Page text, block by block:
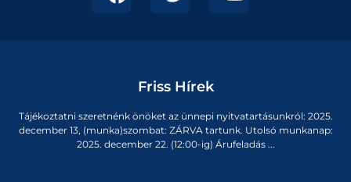
Friss Hírek
Tájékoztatni szeretnénk önöket az ünnepi nyitvatartásunkról: 2025.
december 13, (munka)szombat: ZÁRVA tartunk. Utolsó munkanap:
2025. december 22. (12:00-ig) Árufeladás ...